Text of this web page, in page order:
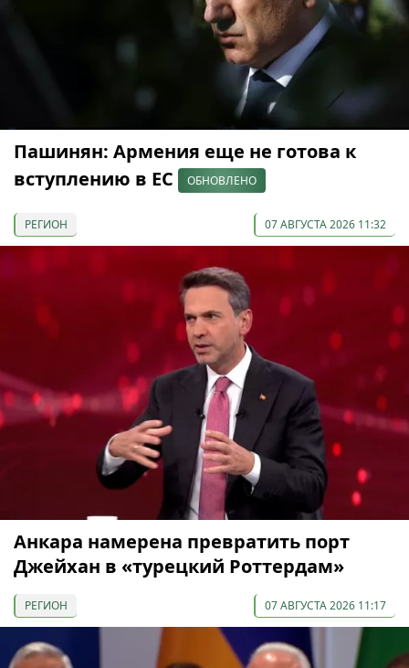
Пашинян: Армения еще не готова к
вступлению в ЕС
ОБНОВЛЕНО
РЕГИОН 07 АВГУСТА 2026 11:32
Анкара намерена превратить порт
Джейхан в «турецкий Роттердам»
РЕГИОН 07 АВГУСТА 2026 11:17